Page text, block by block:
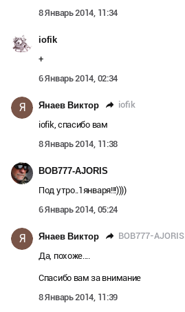
8 Январь 2014, 11:34
iofik
+
6 Январь 2014, 02:34
Я Янаев Виктор iofik
iofik, спасибо вам
8 Январь 2014, 11:38
BOB777-AJORIS
Под утро..1января!!!))))
6 Январь 2014, 05:24
Я Янаев Виктор BOB777-AJORIS
Да, похоже....
Спасибо вам за внимание
8 Январь 2014, 11:39